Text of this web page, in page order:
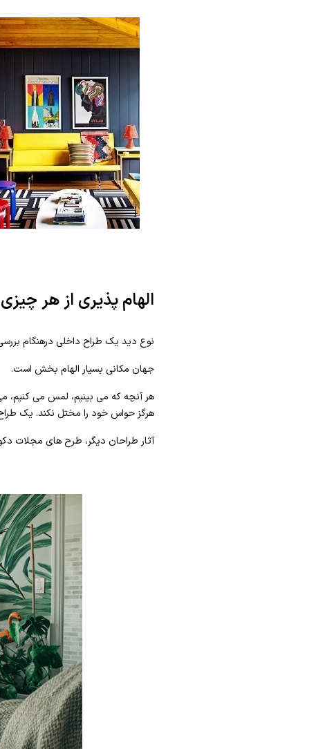
الهام پذیری از هر
نوع دید یک طراح داخلی درهنگام
جهان مکانی بسیار الهام بخش است.
هر آنچه که می بینیم، لمس می کنیم،
هرگز حواس خود را مختل نکند. یک
آثار طراحان دیگر، طرح های مجلات